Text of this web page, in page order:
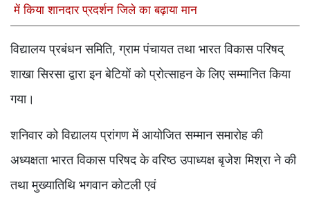
में किया शानदार प्रदर्शन जिले का बढ़ाया मान
विद्यालय प्रबंधन समिति, ग्राम पंचायत तथा भारत विकास परिषद्
शाखा सिरसा द्वारा इन बेटियों को प्रोत्साहन के लिए सम्मानित किया
गया।
शनिवार को विद्यालय प्रांगण में आयोजित सम्मान समारोह की
अध्यक्षता भारत विकास परिषद के वरिष्ठ उपाध्यक्ष बृजेश मिश्रा ने की
तथा मुख्यातिथि भगवान कोटली एवं